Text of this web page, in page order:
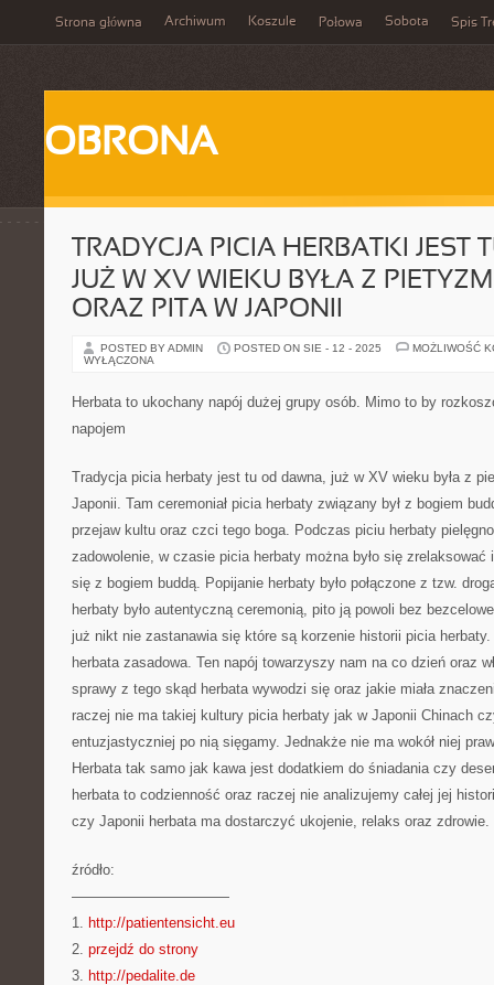
Strona główna Archiwum Koszule Połowa Sobota Spis
OBRONA
TRADYCJA PICIA HERBATKI JEST
JUŻ W XV WIEKU BYŁA Z
ORAZ PITA W JAPONII
POSTED BY ADMIN POSTED ON SIE - 12 - 2025
MOŻLIWOŚĆ
WYŁĄCZONA
Herbata to ukochany napój dużej grupy osób. Mimo to by
napojem
Tradycja picia herbaty jest tu od dawna, już w XV wieku była z
Japonii. Tam ceremoniał picia herbaty związany był z bogiem
przejaw kultu oraz czci tego boga. Podczas piciu herbaty
zadowolenie, w czasie picia herbaty można było się
się z bogiem buddą. Popijanie herbaty było połączone z tzw.
herbaty było autentyczną ceremonią, pito ją powoli bez
już nikt nie zastanawia się które są korzenie historii picia
herbata zasadowa. Ten napój towarzyszy nam na co dzień oraz
sprawy z tego skąd herbata wywodzi się oraz jakie miała
raczej nie ma takiej kultury picia herbaty jak w Japonii Chinach
entuzjastyczniej po nią sięgamy. Jednakże nie ma wokół niej
Herbata tak samo jak kawa jest dodatkiem do śniadania czy
herbata to codzienność oraz raczej nie analizujemy całej jej
czy Japonii herbata ma dostarczyć ukojenie, relaks oraz zdrowie.
źródło:
———————————
1. http://patientensicht.eu
2. przejdź do strony
3. http://pedalite.de